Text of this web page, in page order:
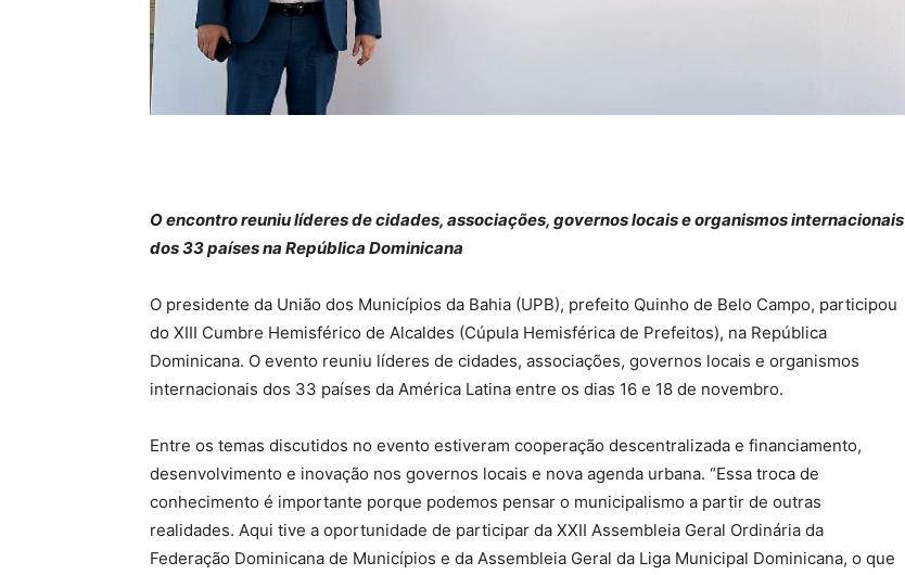
O encontro reuniu líderes de cidades, associações, governos locais e organismos internacionais
dos 33 países na República Dominicana
O presidente da União dos Municípios da Bahia (UPB), prefeito Quinho de Belo Campo, participou
do XIII Cumbre Hemisférico de Alcaldes (Cúpula Hemisférica de Prefeitos), na República
Dominicana. O evento reuniu líderes de cidades, associações, governos locais e organismos
internacionais dos 33 países da América Latina entre os dias 16 e 18 de novembro.
Entre os temas discutidos no evento estiveram cooperação descentralizada e financiamento,
desenvolvimento e inovação nos governos locais e nova agenda urbana. “Essa troca de
conhecimento é importante porque podemos pensar o municipalismo a partir de outras
realidades. Aqui tive a oportunidade de participar da XXII Assembleia Geral Ordinária da
Federação Dominicana de Municípios e da Assembleia Geral da Liga Municipal Dominicana, o que